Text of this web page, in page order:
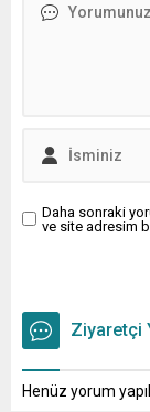
Daha sonraki
ve site adresim
Ziyaretçi
Henüz yorum